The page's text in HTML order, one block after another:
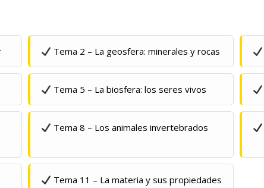
Tema 2 – La geosfera: minerales y rocas
Tema 5 – La biosfera: los seres vivos
Tema 8 – Los animales invertebrados
Tema 11 – La materia y sus propiedades